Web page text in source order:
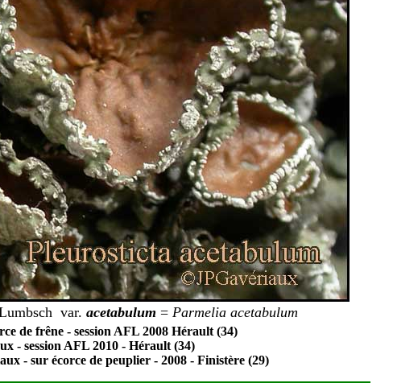
var. acetabulum = Parmelia acetabulum
de frêne - session AFL 2008 Hérault (34)
- session AFL 2010 - Hérault (34)
- sur écorce de peuplier - 2008 - Finistère (29)